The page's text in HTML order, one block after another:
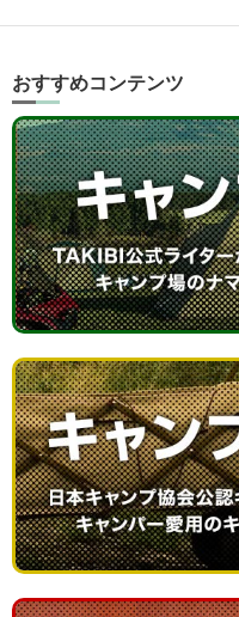
おすすめコンテンツ